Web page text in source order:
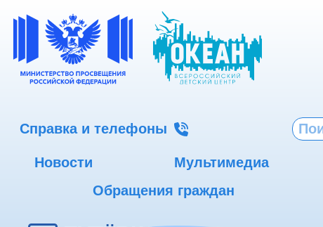
Справка и телефоны
Новости Мультимедиа
Обращения граждан